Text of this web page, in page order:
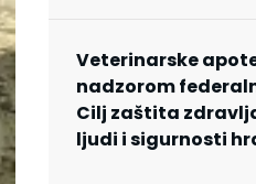
Veterinarske
nadzorom
Cilj zaštita
ljudi i sigurnosti